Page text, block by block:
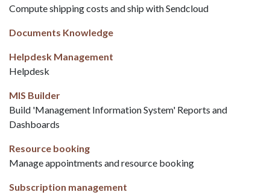
Compute shipping costs and ship with Sendcloud
Documents Knowledge
Helpdesk Management
Helpdesk
MIS Builder
Build 'Management Information System' Reports and
Dashboards
Resource booking
Manage appointments and resource booking
Subscription management